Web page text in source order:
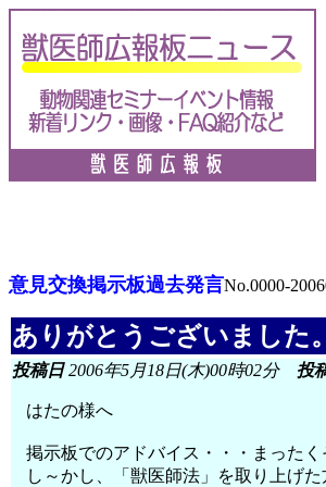
意見交換掲示板過去発言No.0000-
ありがとうございました
投稿日2006年5月18日(木)00時02分 投
はたの様へ
掲示板でのアドバイス・・・まった
し～かし、「獣医師法」を取り上げ